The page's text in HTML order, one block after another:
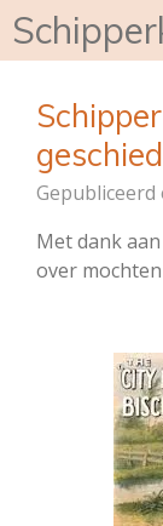
Ga
hoofdinhoud
Gepubliceerd
Met dank
over